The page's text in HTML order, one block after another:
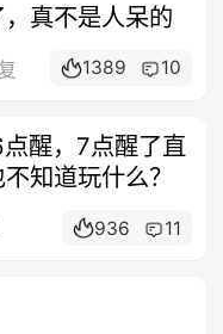
真不是人呆的
1389 10
醒，7点醒了直
知道玩什么？
936 11